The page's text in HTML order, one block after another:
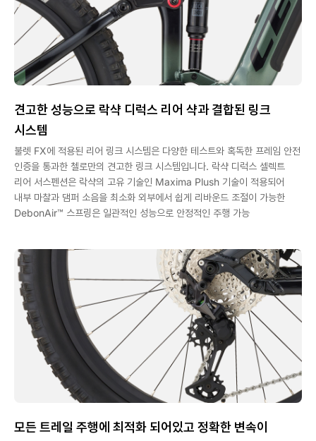
견고한 성능으로 락샥 디럭스 리어 샥과 결합된 링크
시스템
불렛 FX에 적용된 리어 링크 시스템은 다양한 테스트와 혹독한 프레임 안전
인증을 통과한 첼로만의 견고한 링크 시스템입니다. 락샥 디럭스 셀렉트
리어 서스펜션은 락샥의 고유 기술인 Maxima Plush 기술이 적용되어
내부 마찰과 댐퍼 소음을 최소화 외부에서 쉽게 리바운드 조절이 가능한
DebonAir™ 스프링은 일관적인 성능으로 안정적인 주행 가능
모든 트레일 주행에 최적화 되어있고 정확한 변속이